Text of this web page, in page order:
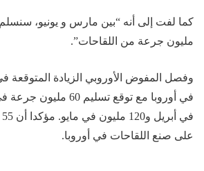
مليون جرعة من اللقاحات”.
وفصل المفوض الأوروبي الزيادة المتوقعة
على صنع اللقاحات في أوروبا.